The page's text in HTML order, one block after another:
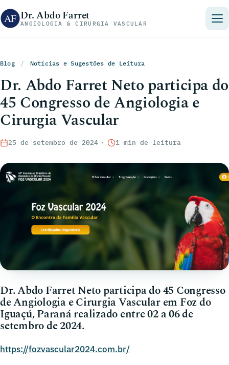
Pular para o conteúdo
Dr. Abdo Farret
ANGIOLOGIA & CIRURGIA VASCULAR
Blog / Notícias e Sugestões de Leitura
Dr. Abdo Farret Neto participa do
45 Congresso de Angiologia e
Cirurgia Vascular
25 de setembro de 2024 · 1 min de leitura
Dr. Abdo Farret Neto participa do 45 Congresso
de Angiologia e Cirurgia Vascular em Foz do
Iguaçú, Paraná realizado entre 02 a 06 de
setembro de 2024.
https://fozvascular2024.com.br/